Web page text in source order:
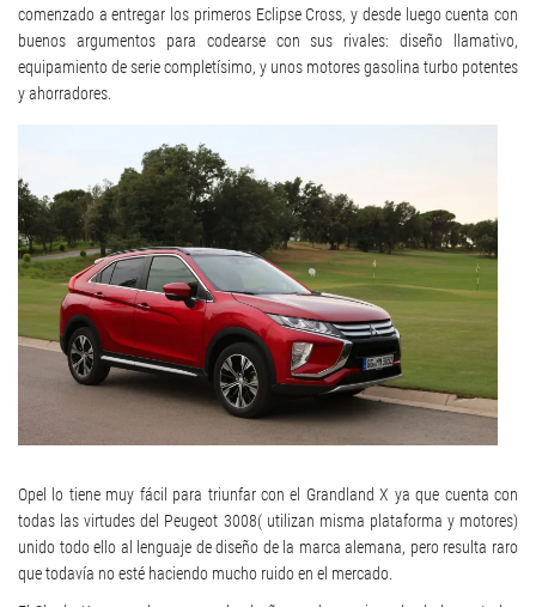
comenzado a entregar los primeros Eclipse Cross, y desde luego cuenta con
buenos argumentos para codearse con sus rivales: diseño llamativo,
equipamiento de serie completísimo, y unos motores gasolina turbo potentes
y ahorradores.
Opel lo tiene muy fácil para triunfar con el Grandland X ya que cuenta con
todas las virtudes del Peugeot 3008( utilizan misma plataforma y motores)
unido todo ello al lenguaje de diseño de la marca alemana, pero resulta raro
que todavía no esté haciendo mucho ruido en el mercado.